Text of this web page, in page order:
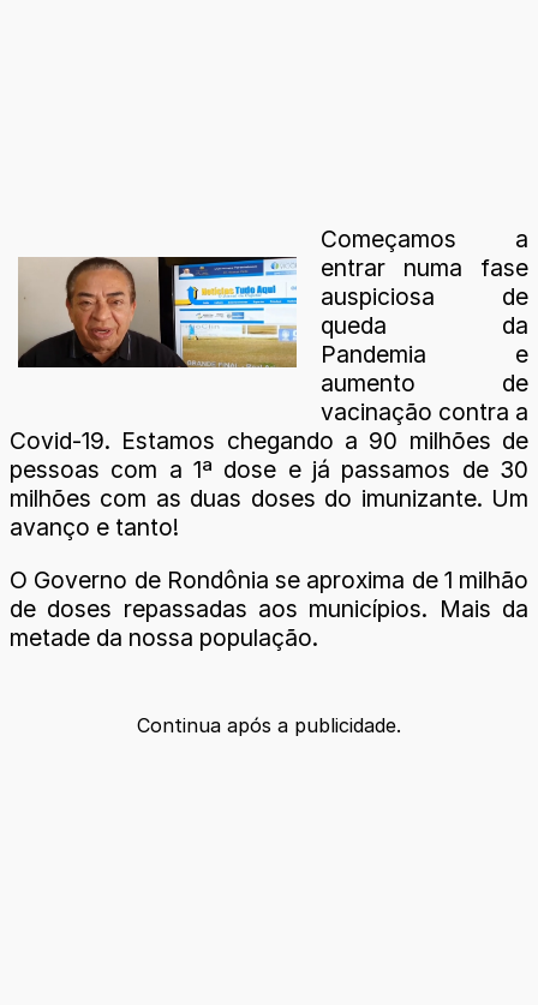
Começamos a
entrar numa fase
auspiciosa de
queda da
Pandemia e
aumento de
vacinação contra a
Covid-19. Estamos chegando a 90 milhões de
pessoas com a 1ª dose e já passamos de 30
milhões com as duas doses do imunizante. Um
avanço e tanto!
O Governo de Rondônia se aproxima de 1 milhão
de doses repassadas aos municípios. Mais da
metade da nossa população.
Continua após a publicidade.